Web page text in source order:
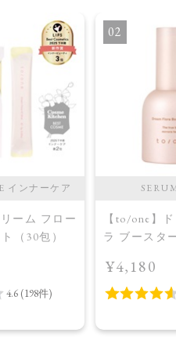
インナーケア
ーム フロー
（30包）
2
【to/one】
ラ ブースタ
¥4,180